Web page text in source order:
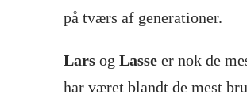
på tværs af generationer.
Lars og Lasse er nok de
har været blandt de mest